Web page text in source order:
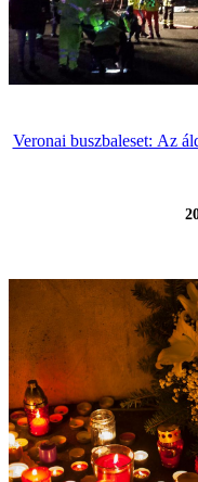
Veronai buszbaleset: Az